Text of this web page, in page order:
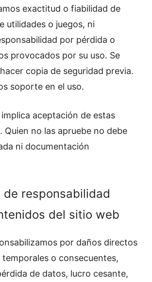
exactitud o fiabilidad de
utilidades o juegos, ni
por pérdida o
provocados por su uso. Se
copia de seguridad previa.
soporte en el uso.
aceptación de estas
Quien no las apruebe no debe
ni documentación
de responsabilidad
del sitio web
por daños directos
o consecuentes,
de datos, lucro cesante,